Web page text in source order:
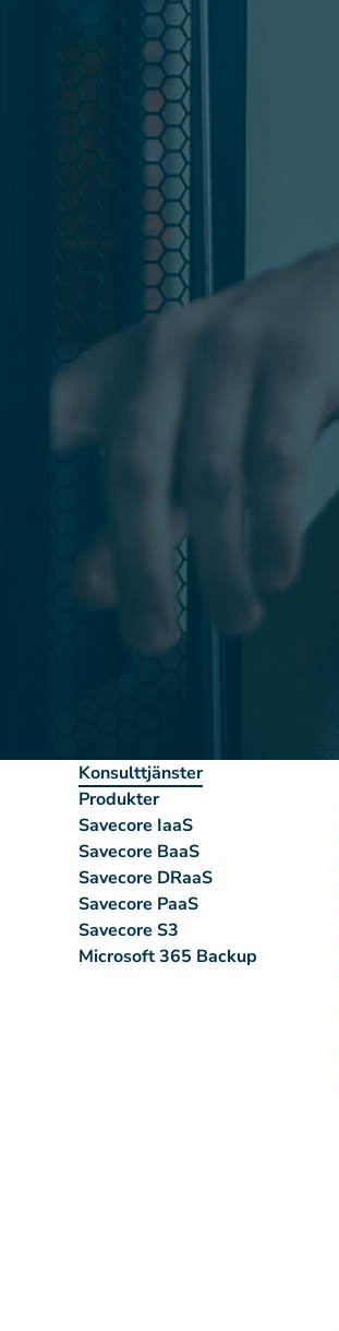
Konsulttjänster
Produkter
Savecore IaaS
Savecore BaaS
Savecore DRaaS
Savecore PaaS
Savecore S3
Microsoft 365 Backup